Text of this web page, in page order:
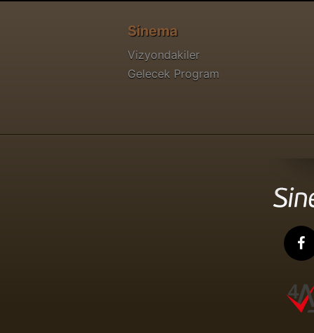
Sinema
Vizyondakiler
Gelecek Program